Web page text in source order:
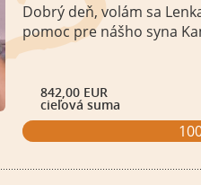
Dobrý deň, volám sa
pomoc pre nášho syna
842,00 EUR
cieľová suma